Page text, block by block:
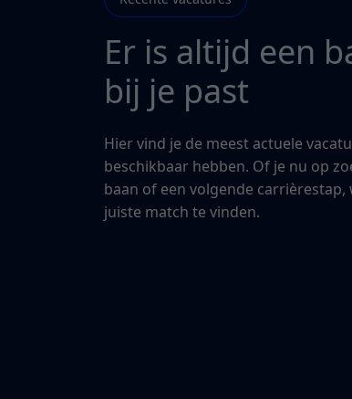
Er is altijd een
bij je past
Hier vind je de meest actuele
beschikbaar hebben. Of je nu op
baan of een volgende carrièrestap,
juiste match te vinden.